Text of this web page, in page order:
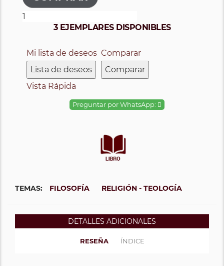
3 EJEMPLARES DISPONIBLES
Mi lista de deseos
Lista de deseos
Comparar
Comparar
Vista Rápida
Preguntar por WhatsApp:
TEMAS: FILOSOFÍA RELIGIÓN - TEOLOGÍA
DETALLES ADICIONALES
RESEÑA ÍNDICE